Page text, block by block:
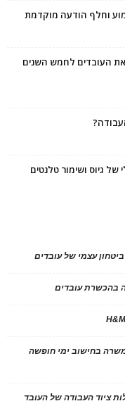
וחלף הודעה מוקדמת
העובדים לחמש השנים
בהכשרת עובדים
בחישוב ימי חופשה
ציוד העבודה של העובד